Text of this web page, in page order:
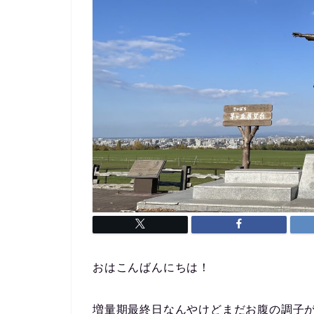
おはこんばんにちは！
増量期最終日なんやけどまだお腹の調子